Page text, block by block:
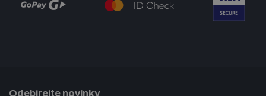
Odebírejte novinky